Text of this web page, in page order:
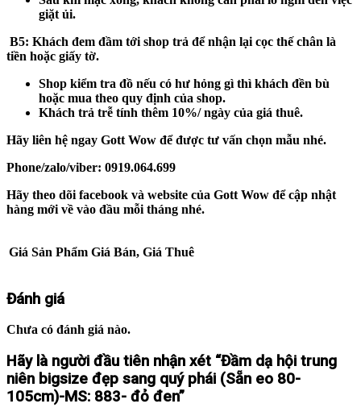
giặt ủi.
B5: Khách đem đầm tới shop trả để nhận lại cọc thế chân là
tiền hoặc giấy tờ.
Shop kiểm tra đồ nếu có hư hỏng gì thì khách đền bù
hoặc mua theo quy định của shop.
Khách trả trễ tính thêm 10%/ ngày của giá thuê.
Hãy liên hệ ngay Gott Wow để được tư vấn chọn mẫu nhé.
Phone/zalo/viber: 0919.064.699
Hãy theo dõi facebook và website của Gott Wow để cập nhật
hàng mới về vào đầu mỗi tháng nhé.
Giá Sản Phẩm Giá Bán, Giá Thuê
Đánh giá
Chưa có đánh giá nào.
Hãy là người đầu tiên nhận xét “Đầm dạ hội trung
niên bigsize đẹp sang quý phái (Sẵn eo 80-
105cm)-MS: 883- đỏ đen”